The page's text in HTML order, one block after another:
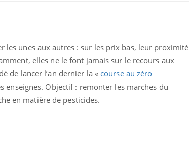
les unes aux autres : sur les prix bas, leur proximité
elles ne le font jamais sur le recours aux
de lancer l’an dernier la « course au zéro
enseignes. Objectif : remonter les marches du
en matière de pesticides.